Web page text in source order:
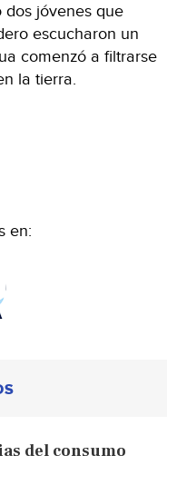
dos jóvenes que
escucharon un
comenzó a filtrarse
la tierra.
en:
del consumo